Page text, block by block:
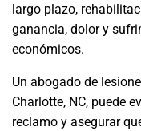
largo plazo,
ganancia, dolor y
económicos.
Un abogado de
Charlotte, NC, puede
reclamo y asegurar